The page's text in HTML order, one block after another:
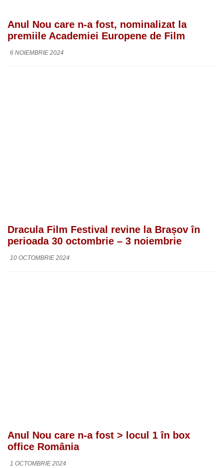
Anul Nou care n-a fost, nominalizat la
premiile Academiei Europene de Film
6 NOIEMBRIE 2024
Dracula Film Festival revine la Brașov în
perioada 30 octombrie – 3 noiembrie
10 OCTOMBRIE 2024
Anul Nou care n-a fost > locul 1 în box
office România
1 OCTOMBRIE 2024